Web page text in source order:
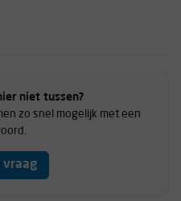
niet tussen?
zo snel mogelijk met een
vraag